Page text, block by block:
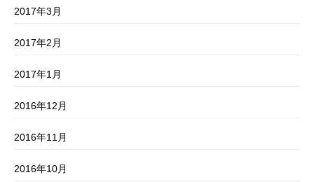
2017年3月
2017年2月
2017年1月
2016年12月
2016年11月
2016年10月